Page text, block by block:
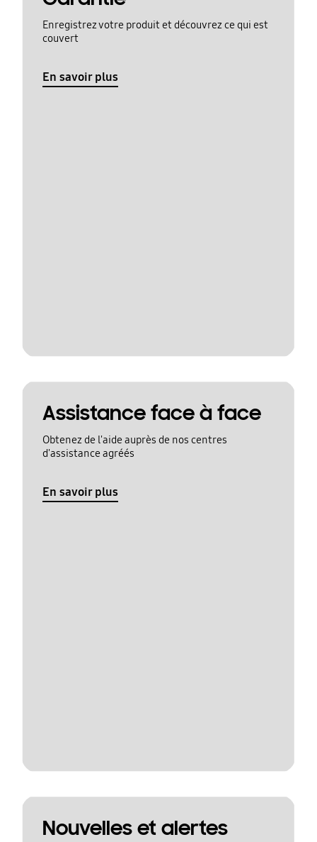
Enregistrez votre produit et découvrez ce qui est
couvert
En savoir plus
Assistance face à face
Obtenez de l'aide auprès de nos centres
d'assistance agréés
En savoir plus
Nouvelles et alertes